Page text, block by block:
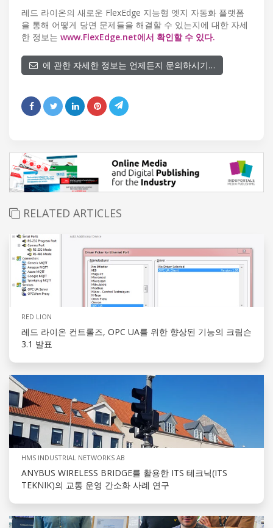
레드 라이온의 새로운 FlexEdge 지능형 엣지 자동화 플랫폼
을 통해 어떻게 당면 문제들을 해결할 수 있는지에 대한 자세
한 정보는 www.FlexEdge.net에서 확인할 수 있다.
에 관한 자세한 정보는 언제든지 문의하시기…
RELATED ARTICLES
RED LION
레드 라이온 컨트롤즈, OPC UA를 위한 향상된 기능의 크림슨
3.1 발표
HMS INDUSTRIAL NETWORKS AB
ANYBUS WIRELESS BRIDGE를 활용한 ITS 테크닉(ITS
TEKNIK)의 교통 운영 간소화 사례 연구